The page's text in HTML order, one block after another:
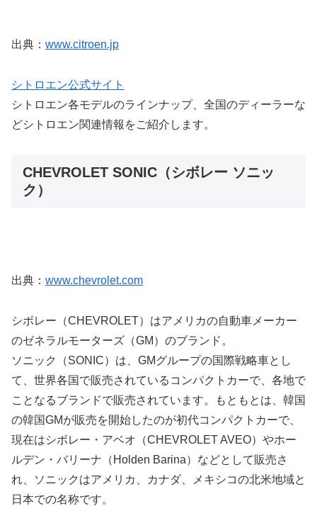
出典： www.citroen.jp
シトロエン公式サイト
シトロエン各モデルのラインナップ、全国のディーラーな
どシトロエン関連情報をご紹介します。
CHEVROLET SONIC（シボレー ソニッ
ク）
出典： www.chevrolet.com
シボレー（CHEVROLET）はアメリカの自動車メーカー
のゼネラルモーターズ（GM）のブランド。
ソニック（SONIC）は、GMグループの国際戦略車とし
て、世界各国で販売されているコンパクトカーで、各地で
ことなるブランドで販売されています。もともとは、韓国
の韓国GMが販売を開始したのが初代コンパクトカーで、
現在はシボレー・アベオ（CHEVROLET AVEO）やホー
ルデン・バリーナ（Holden Barina）などとして販売さ
れ、ソニックはアメリカ、カナダ、メキシコの北米地域と
日本での名称です。